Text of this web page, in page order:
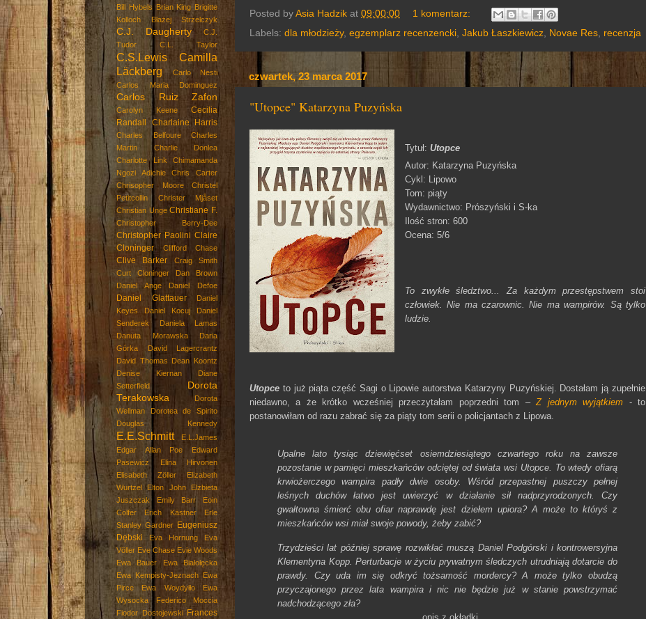
Posted by Asia Hadzik at 09:00:00
1 komentarz:
Labels: dla młodzieży, egzemplarz recenzencki Jakub Łaszkiewicz Novae Res recenzja
czwartek, 23 marca 2017
"Utopce" Katarzyna Puzyńska
Tytuł: Utopce
Autor: Katarzyna Puzyńska
Cykl: Lipowo
Tom: piąty
Wydawnictwo: Prószyński i S-ka
Ilość stron: 600
Ocena: 5/6
To zwykłe śledztwo... Za każdym przestępstwem stoi
człowiek. Nie ma czarownic. Nie ma wampirów. Są tylko
ludzie.
Utopce to już piąta część Sagi o Lipowie autorstwa Katarzyny Puzyńskiej. Dostałam ją zupełnie
niedawno, a że krótko wcześniej przeczytałam poprzedni tom –Z jednym wyjątkiem - to
postanowiłam od razu zabrać się za piąty tom serii o policjantach z Lipowa.
Upalne lato tysiąc dziewięćset osiemdziesiątego czwartego roku na zawsze
pozostanie w pamięci mieszkańców odciętej od świata wsi Utopce. To wtedy ofiarą
krwiożerczego wampira padły dwie osoby. Wśród przepastnej puszczy pełnej
leśnych duchów łatwo jest uwierzyć w działanie sił nadprzyrodzonych. Czy
gwałtowna śmierć obu ofiar naprawdę jest dziełem upiora? A może to któryś z
mieszkańców wsi miał swoje powody, żeby zabić?
Trzydzieści lat później sprawę rozwikłać muszą Daniel Podgórski i kontrowersyjna
Klementyna Kopp. Perturbacje w życiu prywatnym śledczych utrudniają dotarcie do
prawdy. Czy uda im się odkryć tożsamość mordercy? A może tylko obudzą
przyczajonego przez lata wampira i nic nie będzie już w stanie powstrzymać
nadchodzącego zła?
Bill Hybels
Brian King Brigitte
Kolloch
Błażej Strzelczyk
C.J. Daugherty
C.J.
Tudor
C.L. Taylor
C.S.Lewis
Camilla
Läckberg
Carlo Nesti
Carlos Maria Dominguez
Carlos Ruiz Zafon
Carolyn Keene
Cecilia
Randall
Charlaine Harris
Charles Belfoure
Charles
Martin
Charlie Donlea
Charlotte Link
Chimamanda
Ngozi Adichie
Chris Carter
Chrisopher Moore
Christel
Petitcollin
Christer Mjåset
Christian Unge Christiane F.
Christopher Berry-Dee
Christopher Paolini Claire
Cloninger
Clifford Chase
Clive Barker
Craig Smith
Curt Cloninger
Dan Brown
Daniel Ange
Daniel Defoe
Daniel Glattauer
Daniel
Keyes
Daniel Kocuj
Daniel
Senderek
Daniela Lamas
Danuta Morawska
Daria
Górka
David Lagercrantz
David Thomas
Dean Koontz
Denise Kiernan
Diane
Setterfield
Dorota
Terakowska
Dorota
Wellman
Dorotea de Spirito
Douglas Kennedy
E.E.Schmitt
E.L.James
Edgar Allan Poe
Edward
Pasewicz
Elina Hirvonen
Elisabeth Zöller
Elizabeth
Wurtzel
Elton John
Elżbieta
Juszczak
Emily Barr
Eoin
Colfer
Erich Kästner
Erle
Stanley Gardner Eugeniusz
Dębski
Eva Hornung
Eva
Völler Eve Chase Evie Woods
Ewa Bauer
Ewa Białołęcka
Ewa Kempisty-Jeznach
Ewa
Pirce
Ewa Woydyłło
Ewa
Wysocka
Federico Moccia
Fiodor Dostojewski
Frances